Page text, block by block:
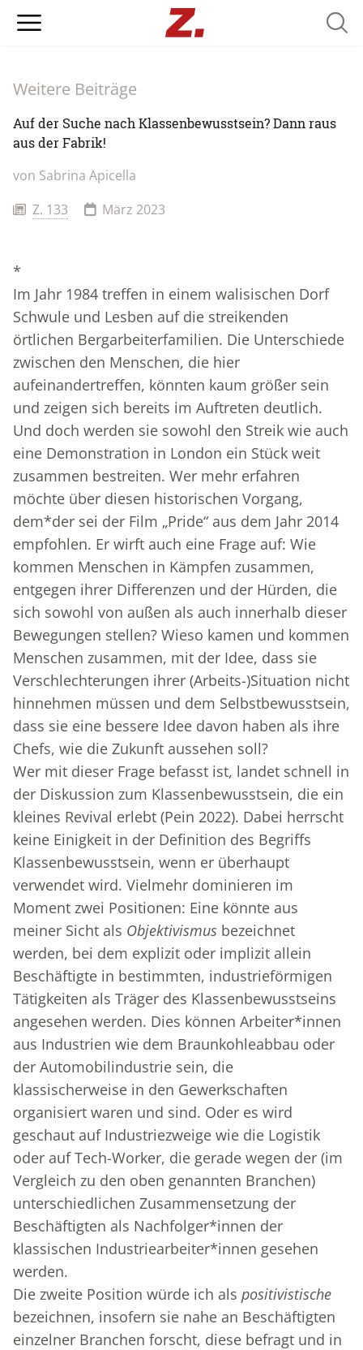
Weitere Beiträge
Auf der Suche nach Klassenbewusstsein? Dann raus
aus der Fabrik!
von Sabrina Apicella
Z. 133
März 2023
*
Im Jahr 1984 treffen in einem walisischen Dorf
Schwule und Lesben auf die streikenden
örtlichen Bergarbeiterfamilien. Die Unterschiede
zwischen den Menschen, die hier
aufeinandertreffen, könnten kaum größer sein
und zeigen sich bereits im Auftreten deutlich.
Und doch werden sie sowohl den Streik wie auch
eine Demonstration in London ein Stück weit
zusammen bestreiten. Wer mehr erfahren
möchte über diesen historischen Vorgang,
dem*der sei der Film „Pride“ aus dem Jahr 2014
empfohlen. Er wirft auch eine Frage auf: Wie
kommen Menschen in Kämpfen zusammen,
entgegen ihrer Differenzen und der Hürden, die
sich sowohl von außen als auch innerhalb dieser
Bewegungen stellen? Wieso kamen und kommen
Menschen zusammen, mit der Idee, dass sie
Verschlechterungen ihrer (Arbeits-)Situation nicht
hinnehmen müssen und dem Selbstbewusstsein,
dass sie eine bessere Idee davon haben als ihre
Chefs, wie die Zukunft aussehen soll?
Wer mit dieser Frage befasst ist, landet schnell in
der Diskussion zum Klassenbewusstsein, die ein
kleines Revival erlebt (Pein 2022). Dabei herrscht
keine Einigkeit in der Definition des Begriffs
Klassenbewusstsein, wenn er überhaupt
verwendet wird. Vielmehr dominieren im
Moment zwei Positionen: Eine könnte aus
meiner Sicht als Objektivismus bezeichnet
werden, bei dem explizit oder implizit allein
Beschäftigte in bestimmten, industrieförmigen
Tätigkeiten als Träger des Klassenbewusstseins
angesehen werden. Dies können Arbeiter*innen
aus Industrien wie dem Braunkohleabbau oder
der Automobilindustrie sein, die
klassischerweise in den Gewerkschaften
organisiert waren und sind. Oder es wird
geschaut auf Industriezweige wie die Logistik
oder auf Tech-Worker, die gerade wegen der (im
Vergleich zu den oben genannten Branchen)
unterschiedlichen Zusammensetzung der
Beschäftigten als Nachfolger*innen der
klassischen Industriearbeiter*innen gesehen
werden.
Die zweite Position würde ich als positivistische
bezeichnen, insofern sie nahe an Beschäftigten
einzelner Branchen forscht, diese befragt und in